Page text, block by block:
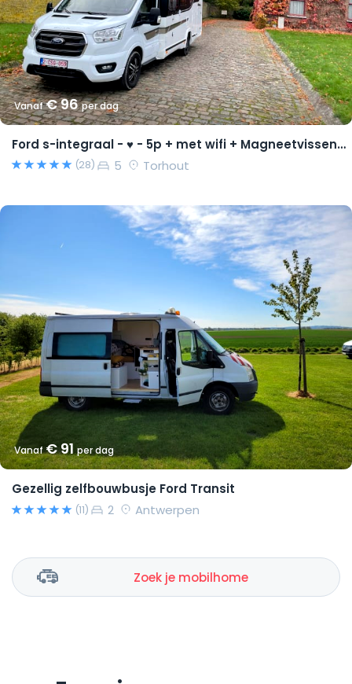
Vanaf€ 96per dag
Ford s-integraal - ♥ - 5p + met wifi + Magneetvissen PRO pakket
(28) 5 Torhout
Vanaf€ 91per dag
Gezellig zelfbouwbusje Ford Transit
(11) 2 Antwerpen
Zoek je mobilhome